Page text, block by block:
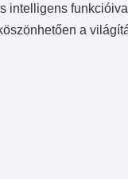
intelligens funkcióival
a